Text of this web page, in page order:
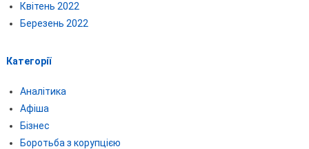
Квітень 2022
Березень 2022
Категорії
Аналітика
Афіша
Бізнес
Боротьба з корупцією